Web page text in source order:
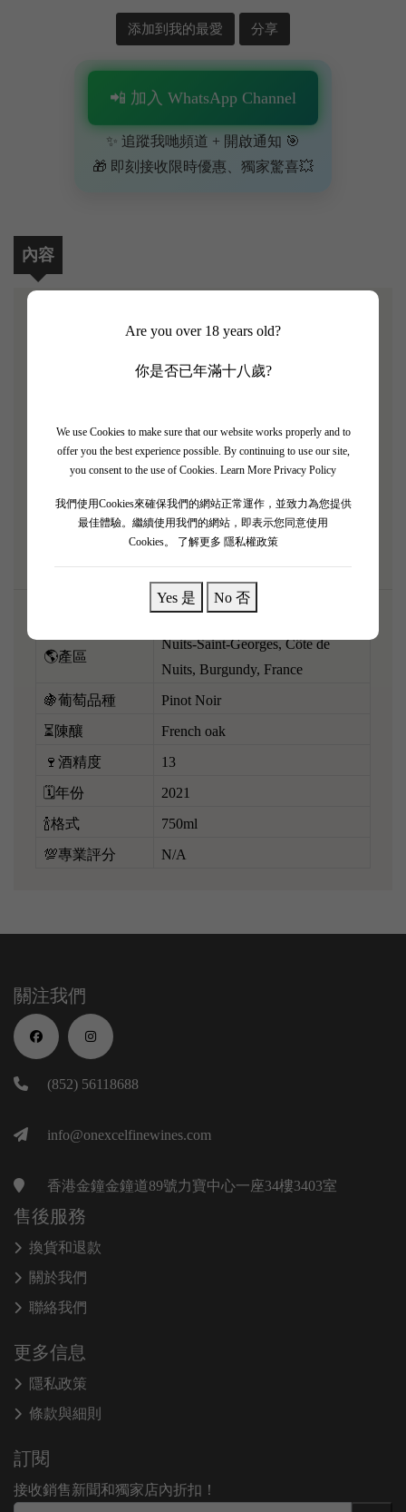
Are you over 18 years old?
你是否已年滿十八歲?
We use Cookies to make sure that our website works properly and to
offer you the best experience possible. By continuing to use our site,
you consent to the use of Cookies. Learn More Privacy Policy
我們使用Cookies來確保我們的網站正常運作，並致力為您提供
最佳體驗。繼續使用我們的網站，即表示您同意使用
Cookies。
了解更多 隱私權政策
Yes 是 No 否
添加到我的最愛 分享
📲 加入 WhatsApp Channel
✨ 追蹤我哋頻道 + 開啟通知 🎯
🎁 即刻接收限時優惠、獨家驚喜💥
內容
年走嘅係充滿活力同高雅花香嘅路線，極致精準。一
滿，單寧結實得嚟已經打磨得極之細緻，明亮嘅酸度
令成支酒好有立體感。呢支紅酒極具陳年潛力，而家
飲建議稍微醒酒，配搭炭火烤肉眼扒或者烤羊架，惹
味到極！
🌎產區
Nuits-Saint-Georges, Côte de
Nuits, Burgundy, France
🍇葡萄品種 Pinot Noir
⏳陳釀 French oak
🍷酒精度 13
🗓️年份 2021
🍾格式 750ml
💯專業評分 N/A
關注我們
(852) 56118688
info@onexcelfinewines.com
香港金鐘金鐘道89號力寶中心一座34樓3403室
售後服務
換貨和退款
關於我們
聯絡我們
更多信息
隱私政策
條款與細則
訂閱
接收銷售新聞和獨家店內折扣！